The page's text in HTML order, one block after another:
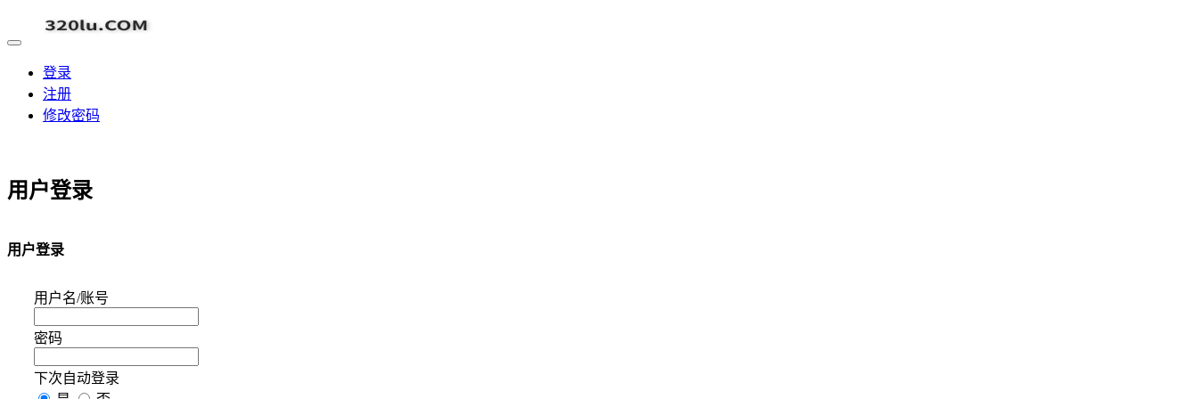
登录
注册
修改密码
用户登录
用户登录
用户名/账号
密码
下次自动登录